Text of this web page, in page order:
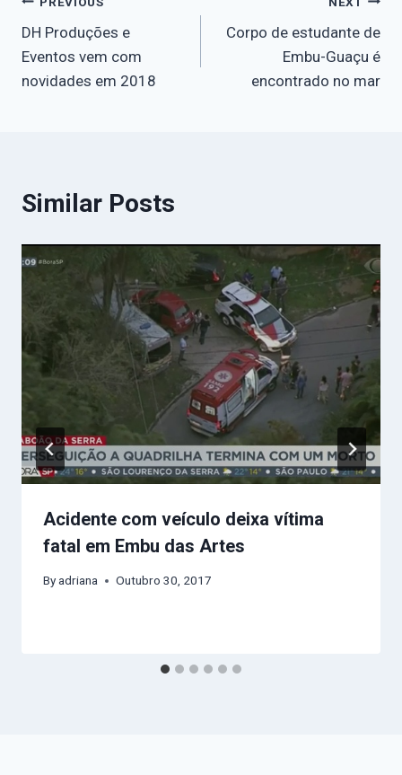
DH Produções e
Eventos vem com
novidades em 2018
Corpo de estudante de
Embu-Guaçu é
encontrado no mar
Similar Posts
Acidente com veículo deixa vítima
fatal em Embu das Artes
Byadriana Outubro 30, 2017